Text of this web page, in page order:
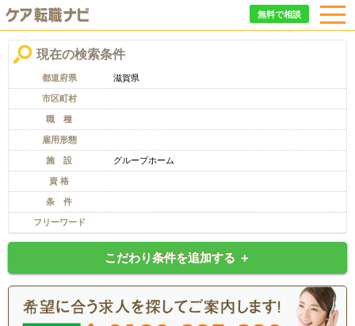
無料で相談
現在の検索条件
都道府県 滋賀県
市区町村
職 種
雇用形態
施 設 グループホーム
資 格
条 件
フリーワード
こだわり条件を追加する ＋